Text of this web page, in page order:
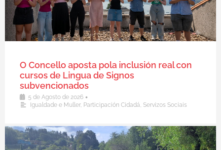
O Concello aposta pola inclusión real con
cursos de Lingua de Signos
subvencionados
5 de Agosto de 2026 •
Igualdade e Muller, Participación Cidadá, Servizos Sociais